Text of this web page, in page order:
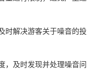
时解决游客关于噪音的投
，及时发现并处理噪音问